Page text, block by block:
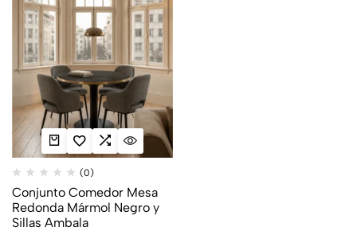
(0)
Conjunto Comedor Mesa
Redonda Mármol Negro y
Sillas Ambala